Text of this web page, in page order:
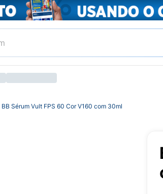
BB Sérum Vult FPS 60 Cor V160 com 30ml